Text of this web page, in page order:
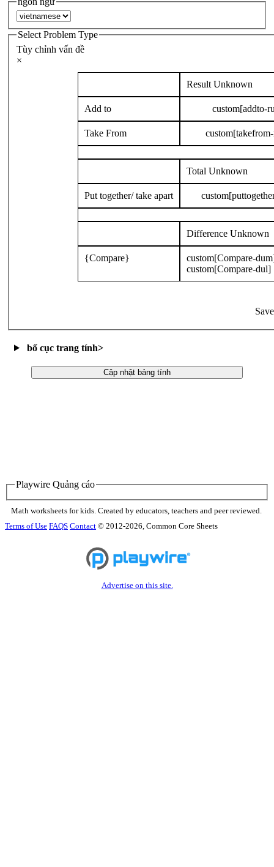
Select Problem Type
Tùy chỉnh vấn đề
×
Result Unknown
Add to custom[addto-
Take From
Total Unknown
Put together/ take apart
Difference Unknown
{Compare}
custom[Compare-
custom[Compare-dul]
Save
bố cục trang tính>
Cập nhật bảng tính
Playwire Quảng cáo
Math worksheets for kids. Created by educators, teachers and peer reviewed.
Terms of Use FAQS Contact © 2012-2026, Common Core Sheets
Advertise on this site.